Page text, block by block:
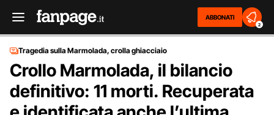
ABBONATI
2
Tragedia sulla Marmolada, crolla ghiacciaio
Crollo Marmolada, il bilancio
definitivo: 11 morti. Recuperata